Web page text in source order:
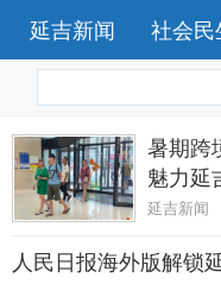
延吉新闻 社会民
暑期跨
魅力延
延吉新闻
人民日报海外版解锁